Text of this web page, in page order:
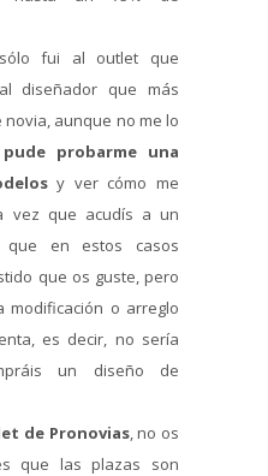
fui al outlet que
diseñador que más
aunque no me lo
pude probarme una
y ver cómo me
vez que acudís a un
que en estos casos
que os guste, pero
modificación o arreglo
es decir, no sería
un diseño de
de Pronovias, no os
que las plazas son